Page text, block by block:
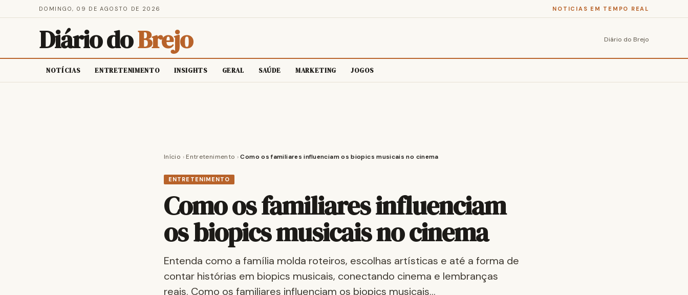
DOMINGO, 09 DE AGOSTO DE 2026 NOTICIAS EM TEMPO REAL
Diário doBrejo Diário do Brejo
NOTÍCIAS ENTRETENIMENTO INSIGHTS GERAL SAÚDE MARKETING JOGOS
Início › Entretenimento › Como os familiares influenciam os biopics musicais no cinema
ENTRETENIMENTO
Como os familiares influenciam
os biopics musicais no cinema
Entenda como a família molda roteiros, escolhas artísticas e até a forma de
contar histórias em biopics musicais, conectando cinema e lembranças
reais. Como os familiares influenciam os biopics musicais…